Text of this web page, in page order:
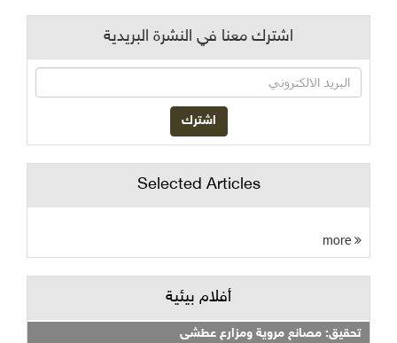
اشترك معنا في النشرة البريدية
Selected Articles
أفلام بيئية
تحقيق: مصانع مروية ومزارع عطشى